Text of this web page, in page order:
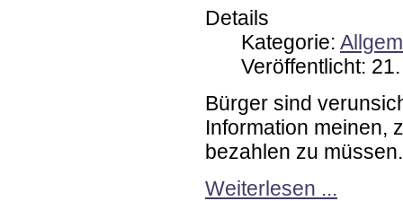
Details
Kategorie:
Veröffentlicht:
Bürger sind
Information meinen,
bezahlen zu müssen.
Weiterlesen ...